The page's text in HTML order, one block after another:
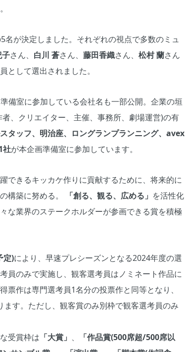
名が決定しました。それぞれの視点で多数のミュ
子さん、 白川 蒼さん、 藤田香織さん、 松村 蘭さん
して選出されました。
備室に参加している会社名も一部公開。企業の垣
、クリエイター、主催、事務所、劇場運営)の有
タッフ、明治座、ロングランプランニング、avex
社が本企画準備室に参加しています。
できるキッカケ作りに貢献するために、将来的に
構築に努める。
「創る、観る、広める」 を活性化
な業界のステークホルダーが参画できる賞を積極
定)により、早速プレシーズンとなる2024年度の選
員のみで実施し、観客選考員はノミネート作品に
作は専門選考員1名分の投票作と同等となり、
す。ただし、観客賞のみ別枠で観客選考員のみ
受賞枠は 「大賞」 、
「作品賞(500席超/500席以